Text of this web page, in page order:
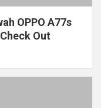
OPPO A77s
Out